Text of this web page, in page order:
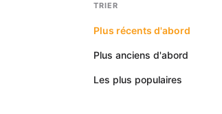
TRIER
Plus récents d'abord
Plus anciens d'abord
Les plus populaires